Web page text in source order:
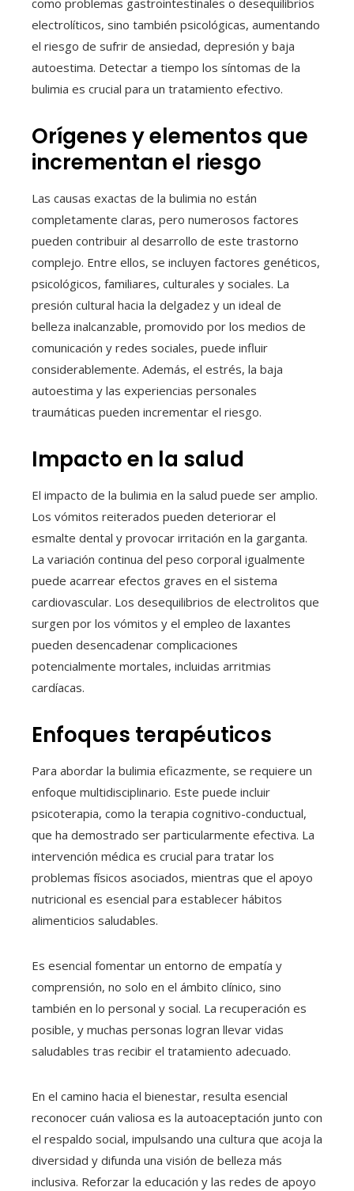
electrolíticos, sino también psicológicas, aumentando
el riesgo de sufrir de ansiedad, depresión y baja
autoestima. Detectar a tiempo los síntomas de la
bulimia es crucial para un tratamiento efectivo.
Orígenes y elementos que
incrementan el riesgo
Las causas exactas de la bulimia no están
completamente claras, pero numerosos factores
pueden contribuir al desarrollo de este trastorno
complejo. Entre ellos, se incluyen factores genéticos,
psicológicos, familiares, culturales y sociales. La
presión cultural hacia la delgadez y un ideal de
belleza inalcanzable, promovido por los medios de
comunicación y redes sociales, puede influir
considerablemente. Además, el estrés, la baja
autoestima y las experiencias personales
traumáticas pueden incrementar el riesgo.
Impacto en la salud
El impacto de la bulimia en la salud puede ser amplio.
Los vómitos reiterados pueden deteriorar el
esmalte dental y provocar irritación en la garganta.
La variación continua del peso corporal igualmente
puede acarrear efectos graves en el sistema
cardiovascular. Los desequilibrios de electrolitos que
surgen por los vómitos y el empleo de laxantes
pueden desencadenar complicaciones
potencialmente mortales, incluidas arritmias
cardíacas.
Enfoques terapéuticos
Para abordar la bulimia eficazmente, se requiere un
enfoque multidisciplinario. Este puede incluir
psicoterapia, como la terapia cognitivo-conductual,
que ha demostrado ser particularmente efectiva. La
intervención médica es crucial para tratar los
problemas físicos asociados, mientras que el apoyo
nutricional es esencial para establecer hábitos
alimenticios saludables.
Es esencial fomentar un entorno de empatía y
comprensión, no solo en el ámbito clínico, sino
también en lo personal y social. La recuperación es
posible, y muchas personas logran llevar vidas
saludables tras recibir el tratamiento adecuado.
En el camino hacia el bienestar, resulta esencial
reconocer cuán valiosa es la autoaceptación junto con
el respaldo social, impulsando una cultura que acoja la
diversidad y difunda una visión de belleza más
inclusiva. Reforzar la educación y las redes de apoyo